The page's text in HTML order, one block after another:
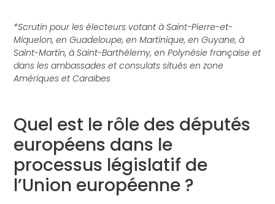
*Scrutin pour les électeurs votant à Saint-Pierre-et-
Miquelon, en Guadeloupe, en Martinique, en Guyane, à
Saint-Martin, à Saint-Barthélemy, en Polynésie française et
dans les ambassades et consulats situés en zone
Amériques et Caraïbes
Quel est le rôle des députés
européens dans le
processus législatif de
l’Union européenne ?